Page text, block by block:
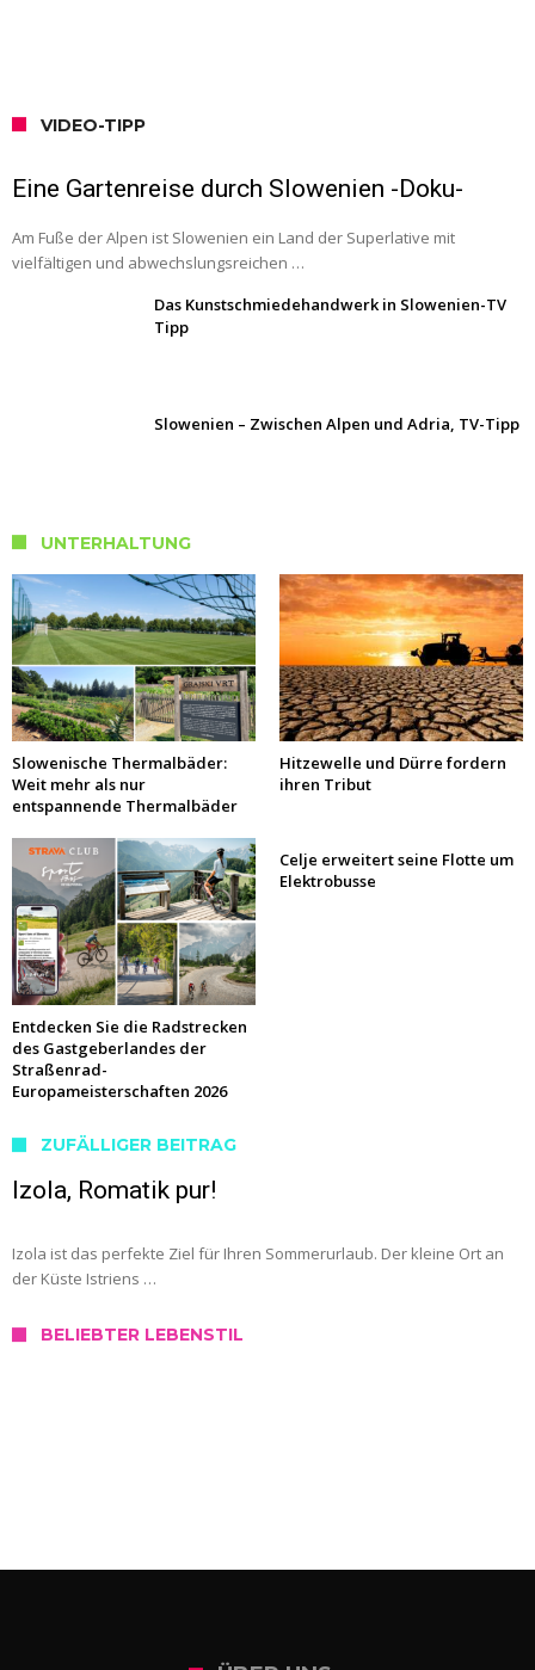
VIDEO-TIPP
Eine Gartenreise durch Slowenien -Doku-
Am Fuße der Alpen ist Slowenien ein Land der Superlative mit
vielfältigen und abwechslungsreichen …
Das Kunstschmiedehandwerk in Slowenien-TV
Tipp
Slowenien – Zwischen Alpen und Adria, TV-Tipp
UNTERHALTUNG
Slowenische Thermalbäder:
Weit mehr als nur
entspannende Thermalbäder
Hitzewelle und Dürre fordern
ihren Tribut
Entdecken Sie die Radstrecken
des Gastgeberlandes der
Straßenrad-
Europameisterschaften 2026
Celje erweitert seine Flotte um
Elektrobusse
ZUFÄLLIGER BEITRAG
Izola, Romatik pur!
Izola ist das perfekte Ziel für Ihren Sommerurlaub. Der kleine Ort an
der Küste Istriens …
BELIEBTER LEBENSTIL